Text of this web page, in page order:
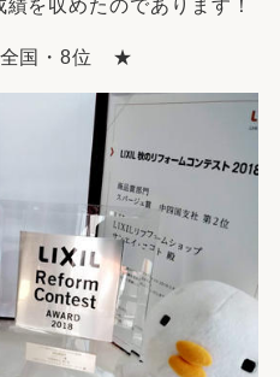
を収めたのであります！
国・8位 ★